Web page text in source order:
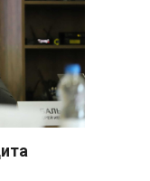
и
в
назвал